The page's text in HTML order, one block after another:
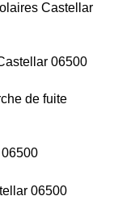
Castellar
06500
de fuite
06500